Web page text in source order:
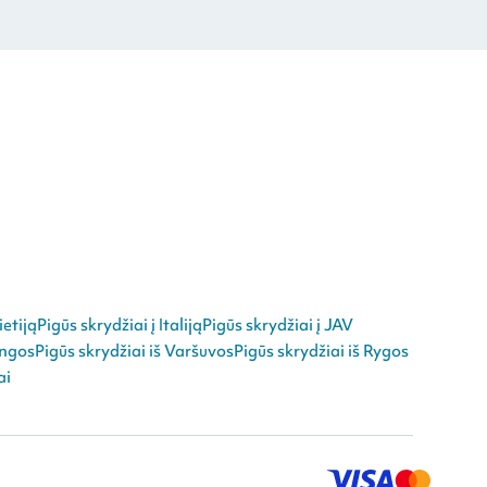
Pigūs skrydžiai į ItalijąPigūs skrydžiai į JAV
Pigūs skrydžiai iš VaršuvosPigūs skrydžiai iš Rygos